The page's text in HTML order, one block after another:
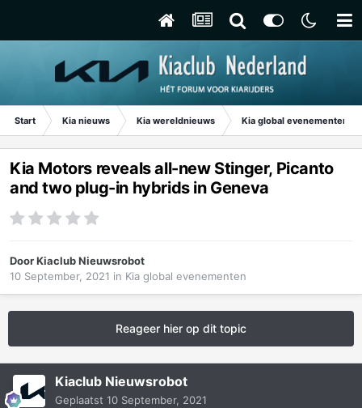
Start Kia nieuws Kia wereldnieuws Kia global evenementen
Kia Motors reveals all-new Stinger, Picanto
and two plug-in hybrids in Geneva
DoorKiaclub Nieuwsrobot
10 September, 2021 in Kia global evenementen
Reageer hier op dit topic
Kiaclub Nieuwsrobot
Geplaatst 10 September, 2021